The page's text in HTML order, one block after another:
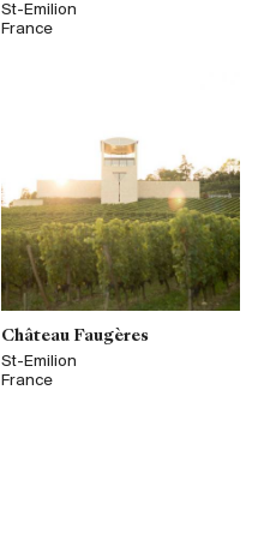
St-Emilion
France
Château Faugères
St-Emilion
France